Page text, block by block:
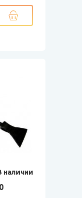
наличии